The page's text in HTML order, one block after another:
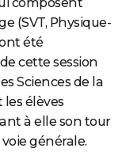
(SVT, Physique-
été
cette session
Sciences de la
élèves
à elle son tour
générale.